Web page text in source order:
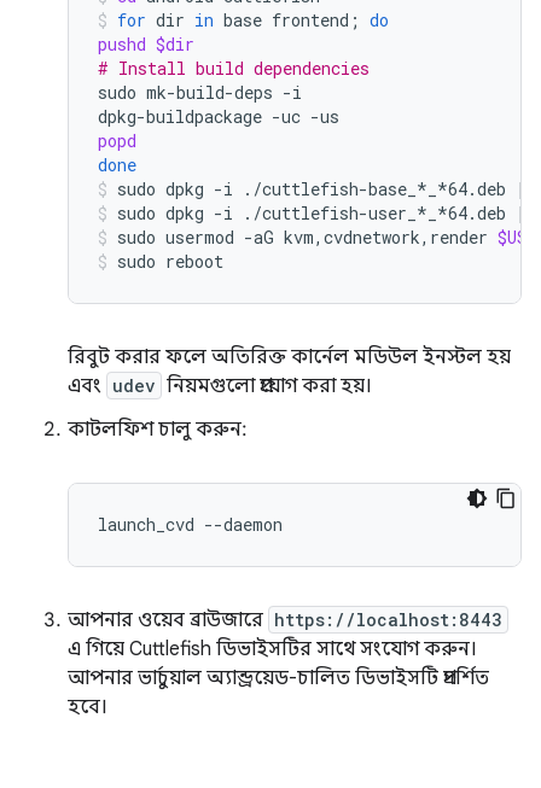
for dir in base frontend ; do
pushd $dir
# Install build dependencies
sudo mk-build-deps -i
dpkg-buildpackage -uc
popd
done
sudo dpkg -i ./cuttlefish-base_*_*64.deb
||
sudo dpkg -i ./cuttlefish-user_*_*64.deb
||
sudo usermod -aG kvm,cvdnetwork,render
sudo reboot
রিবুট করার ফলে অতিরিক্ত কার্নেল মডিউল ইনস্টল হয়
এবং udev নিয়মগুলো প্রয়োগ করা হয়।
কাটলফিশ চালু করুন:
আপনার ওয়েব ব্রাউজারে https://localhost:8443
এ গিয়ে Cuttlefish ডিভাইসটির সাথে সংযোগ করুন।
আপনার ভার্চুয়াল অ্যান্ড্রয়েড-চালিত ডিভাইসটি প্রদর্শিত
হবে।